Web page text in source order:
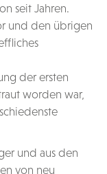
seit Jahren.
und den übrigen
der ersten
worden war,
und aus den
von neu